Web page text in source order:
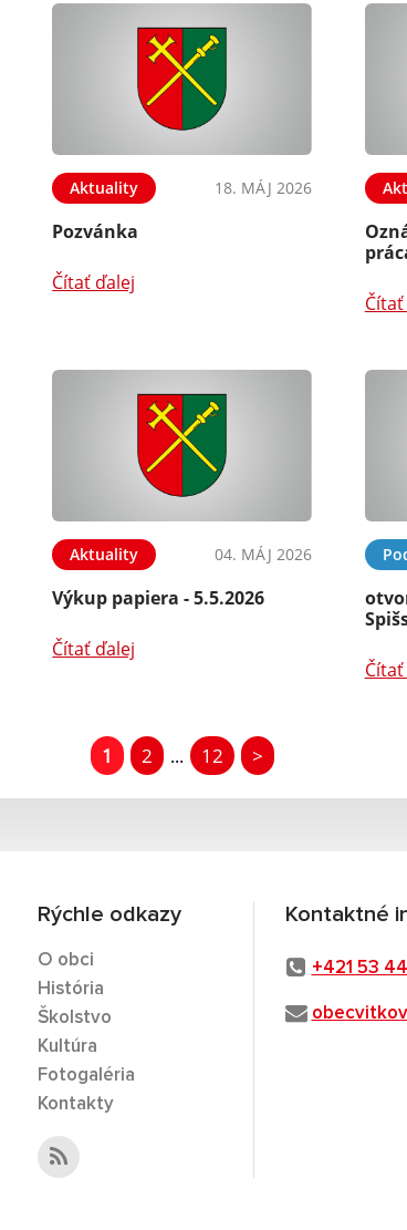
Aktuality 18. MÁJ 2026
Pozvánka
Čítať ďalej
Aktuality 04. MÁJ 2026
Výkup papiera - 5.5.2026
Čítať ďalej
1 2 ... 12 >
Rýchle odkazy
O obci
História
Školstvo
Kultúra
Fotogaléria
Kontakty
Kontaktné
+421 53